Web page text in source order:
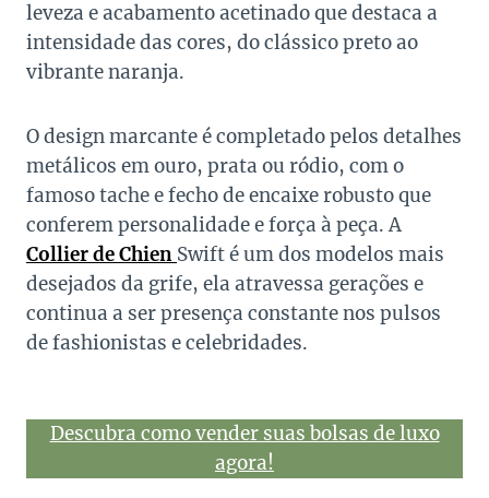
leveza e acabamento acetinado que destaca a
intensidade das cores, do clássico preto ao
vibrante naranja.
O design marcante é completado pelos detalhes
metálicos em ouro, prata ou ródio, com o
famoso tache e fecho de encaixe robusto que
conferem personalidade e força à peça. A
Collier de Chien Swift é um dos modelos mais
desejados da grife, ela atravessa gerações e
continua a ser presença constante nos pulsos
de fashionistas e celebridades.
Descubra como vender suas bolsas de luxo
agora!